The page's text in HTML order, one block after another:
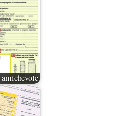
Cookie
tecnologie come i cookie per